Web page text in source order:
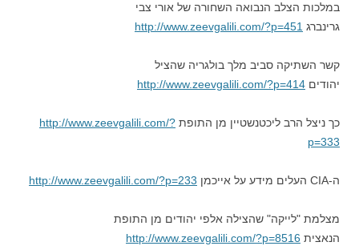
במלכות הצלב הנבואה השחורה של אורי צבי
גרינברג http://www.zeevgalili.com/?p=451
קשר השתיקה סביב מלך בולגריה שהציל
יהודים http://www.zeevgalili.com/?p=414
כך ניצל הרב ליכטנשטיין מן התופת http://www.zeevgalili.com/?
p=333
ה-CIA העלים מידע על אייכמן http://www.zeevgalili.com/?p=233
מצלמת "לייקה" שהצילה אלפי יהודים מן התופת
הנאצית http://www.zeevgalili.com/?p=8516